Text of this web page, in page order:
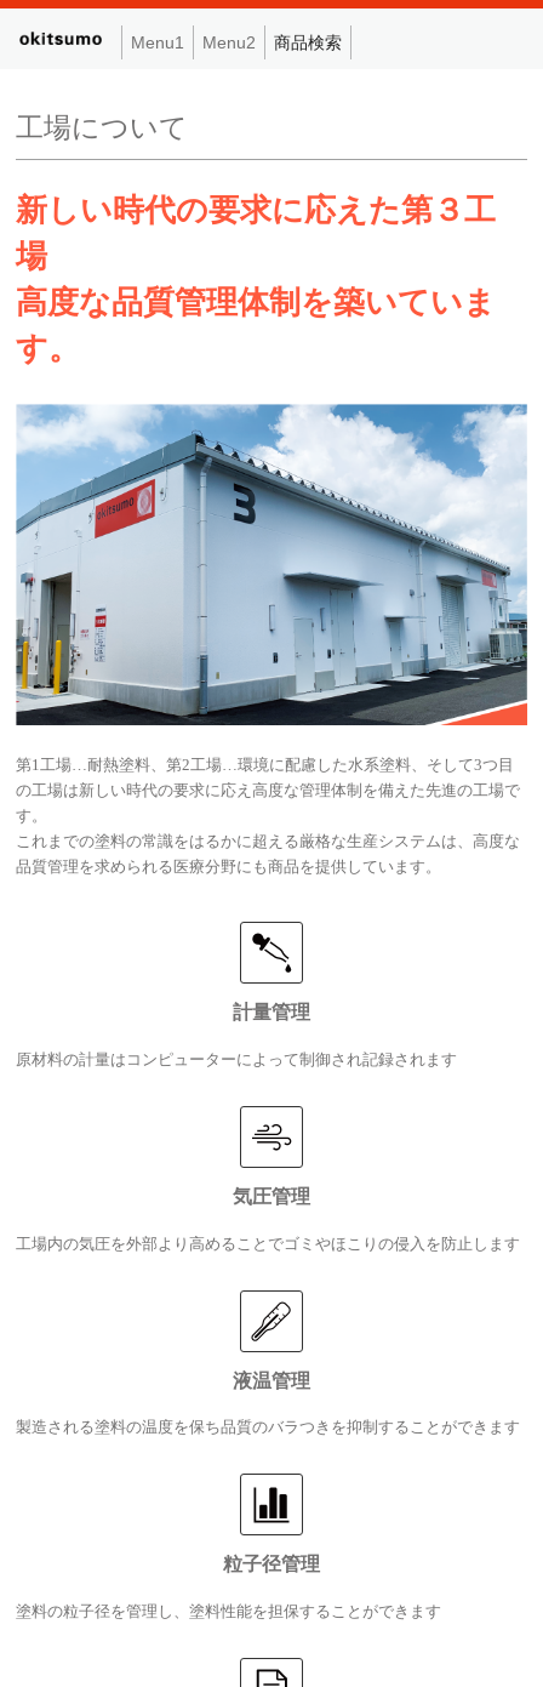
Menu1 Menu2 商品検索
工場について
新しい時代の要求に応えた第３工
場
高度な品質管理体制を築いていま
す。
第1工場…耐熱塗料、第2工場…環境に配慮した水系塗料、そして3つ目
の工場は新しい時代の要求に応え高度な管理体制を備えた先進の工場で
す。
これまでの塗料の常識をはるかに超える厳格な生産システムは、高度な
品質管理を求められる医療分野にも商品を提供しています。
計量管理
原材料の計量はコンピューターによって制御され記録されます
気圧管理
工場内の気圧を外部より高めることでゴミやほこりの侵入を防止します
液温管理
製造される塗料の温度を保ち品質のバラつきを抑制することができます
粒子径管理
塗料の粒子径を管理し、塗料性能を担保することができます